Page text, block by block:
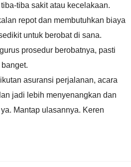
tiba sakit atau kecelakaan.
repot dan membutuhkan biaya
untuk berobat di sana.
prosedur berobatnya, pasti
asuransi perjalanan, acara
jadi lebih menyenangkan dan
Mantap ulasannya. Keren